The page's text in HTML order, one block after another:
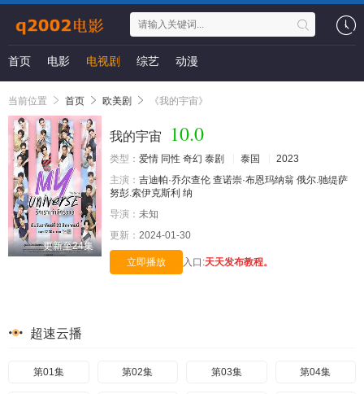
首页 电影 电视剧 综艺 动漫
当前位置 首页 欧美剧 《我的宇宙》
更新至24集
我的宇宙 10.0
类型： 爱情 同性 奇幻 泰剧 泰国
2023
主演： 吉迪帕·乔尔查伦 查诺崇·布恩玛纳翁 俄尔.驰缇萨
努彭.索伊克斯利 纳
导演： 未知
更新： 2024-01-30
立即播放 入口:天天发布教程。
超速云播
第01集 第02集 第03集 第04集